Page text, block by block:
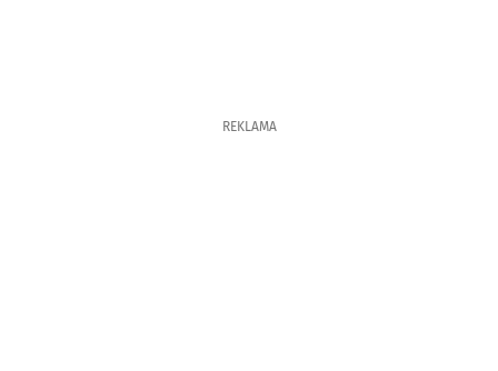
REKLAMA